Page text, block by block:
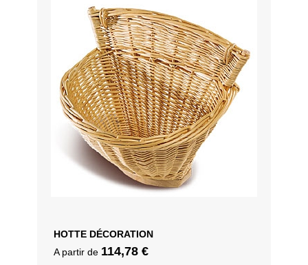
Osier blanc, Osier brut
HOTTE DÉCORATION
A partir de 114,78 €